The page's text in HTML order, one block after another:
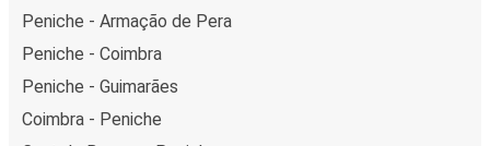
Peniche - Armação de Pera
Peniche - Coimbra
Peniche - Guimarães
Coimbra - Peniche